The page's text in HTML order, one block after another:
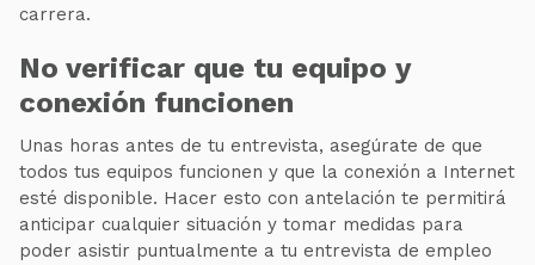
carrera.
No verificar que tu equipo y
conexión funcionen
Unas horas antes de tu entrevista, asegúrate de que
todos tus equipos funcionen y que la conexión a Internet
esté disponible. Hacer esto con antelación te permitirá
anticipar cualquier situación y tomar medidas para
poder asistir puntualmente a tu entrevista de empleo